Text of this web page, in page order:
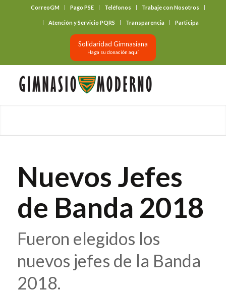
CorreoGM Pago PSE Teléfonos Trabaje con Nosotros
Atención y Servicio PQRS Transparencia Participa
Solidaridad Gimnasiana
Haga su donación aquí
Nuevos Jefes
de Banda 2018
Fueron elegidos los
nuevos jefes de la Banda
2018.